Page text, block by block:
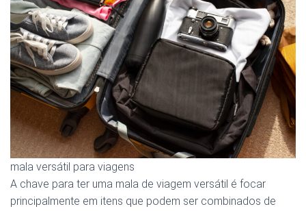
mala versátil para viagens
A chave para ter uma mala de viagem versátil é focar
principalmente em itens que podem ser combinados de